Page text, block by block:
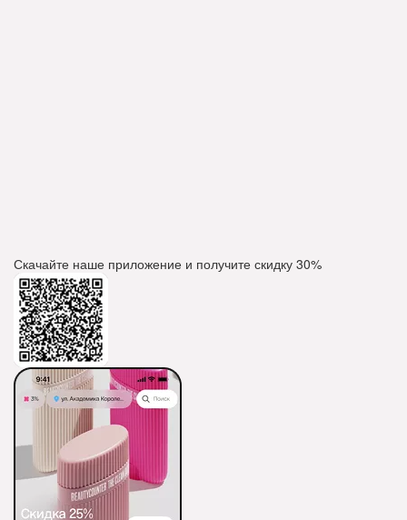
Скачайте наше приложение и получите скидку 30%